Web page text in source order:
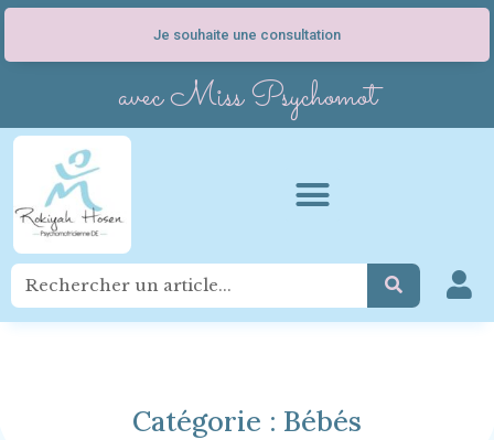
Je souhaite une consultation
avec Miss Psychomot
Catégorie : Bébés